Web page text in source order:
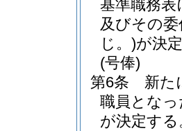
基準職務
及びその
じ。)が決
(号俸)
第6条
新た
職員とな
が決定する